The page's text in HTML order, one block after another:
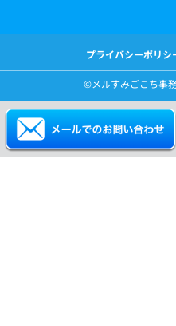
プライバシーポリシ
©️メルすみごこち事